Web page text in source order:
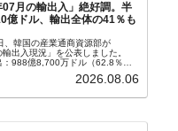
月の輸出入」絶好調。半
億ドル、輸出全体の41％も
韓国の産業通商資源部が
出入現況」を公表しました。
988億8,700万ドル（62.8％）
2026.08.06